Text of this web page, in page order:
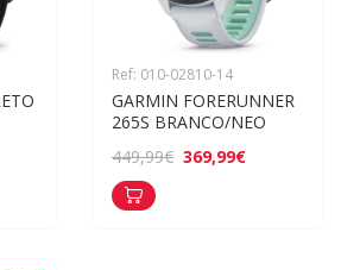
Ref: 010-02810-14
GARMIN FORERUNNER
265S BRANCO/NEO
449,99€ 369,99€